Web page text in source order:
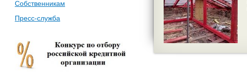
Собственникам
Пресс-служба